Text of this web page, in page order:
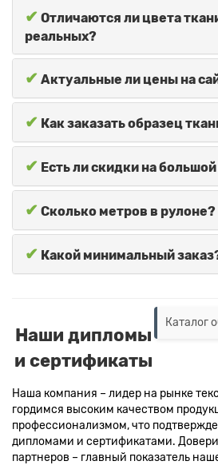
✔ Отличаются ли цвета
реальных?
✔ Актуальные ли цены на
✔ Как заказать образец
✔ Есть ли скидки на
✔ Сколько метров в рулоне?
✔ Какой минимальный
Каталог
Наши дипломы
и сертификаты
Наша компания – лидер на рынке
гордимся высоким качеством
профессионализмом, что
дипломами и сертификатами.
партнеров – главный показатель